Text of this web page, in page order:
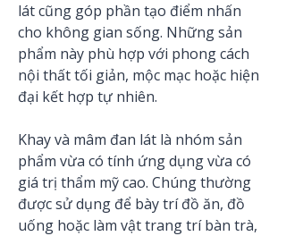
lát cũng góp phần tạo điểm nhấn
cho không gian sống. Những sản
phẩm này phù hợp với phong cách
nội thất tối giản, mộc mạc hoặc hiện
đại kết hợp tự nhiên.
Khay và mâm đan lát là nhóm sản
phẩm vừa có tính ứng dụng vừa có
giá trị thẩm mỹ cao. Chúng thường
được sử dụng để bày trí đồ ăn, đồ
uống hoặc làm vật trang trí bàn trà,